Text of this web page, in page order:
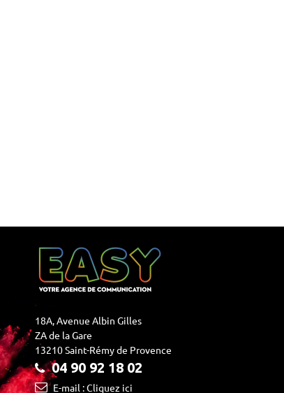
18A, Avenue Albin Gilles
ZA de la Gare
13210 Saint-Rémy de Provence
04 90 92 18 02
E-mail : Cliquez ici